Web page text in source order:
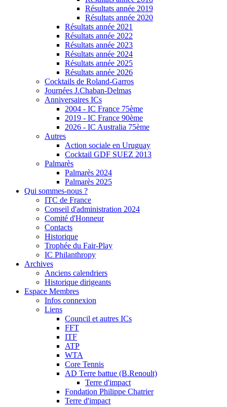
Résultats année 2019
Résultats année 2020
Résultats année 2021
Résultats année 2022
Résultats année 2023
Résultats année 2024
Résultats année 2025
Résultats année 2026
Cocktails de Roland-Garros
Journées J.Chaban-Delmas
Anniversaires ICs
2004 - IC France 75ème
2019 - IC France 90ème
2026 - IC Australia 75ème
Autres
Action sociale en Uruguay
Cocktail GDF SUEZ 2013
Palmarès
Palmarès 2024
Palmarès 2025
Qui sommes-nous ?
ITC de France
Conseil d'administration 2024
Comité d'Honneur
Contacts
Historique
Trophée du Fair-Play
IC Philanthropy
Archives
Anciens calendriers
Historique dirigeants
Espace Membres
Infos connexion
Liens
Council et autres ICs
FFT
ITF
ATP
WTA
Core Tennis
AD Terre battue (B.Renoult)
Terre d'impact
Fondation Philippe Chatrier
Terre d'impact